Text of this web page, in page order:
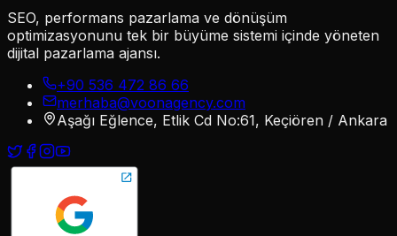
SEO, performans pazarlama ve dönüşüm
optimizasyonunu tek bir büyüme sistemi içinde yöneten
dijital pazarlama ajansı.
+90 536 472 86 66
merhaba@voonagency.com
Aşağı Eğlence, Etlik Cd No:61, Keçiören / Ankara